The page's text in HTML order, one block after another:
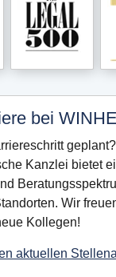
bei
Kanzlei bietet
Wir
Kollegen!
aktuellen